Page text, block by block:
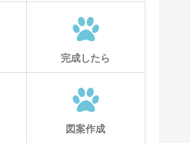
完成したら
図案作成